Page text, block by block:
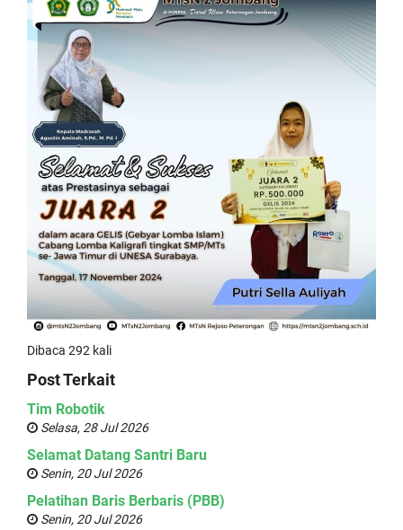
Dibaca 292 kali
Post Terkait
Tim Robotik
Selasa, 28 Jul 2026
Selamat Datang Santri Baru
Senin, 20 Jul 2026
Pelatihan Baris Berbaris (PBB)
Senin, 20 Jul 2026